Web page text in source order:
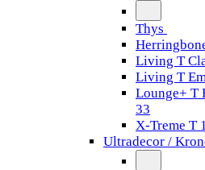
Thys
Living T
Living T
Lounge+ T
33
X-Treme T
Ultradecor /